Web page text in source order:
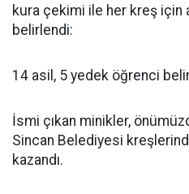
kura çekimi ile her kreş
belirlendi:
14 asil, 5 yedek öğrenci
İsmi çıkan minikler,
Sincan Belediyesi
kazandı.